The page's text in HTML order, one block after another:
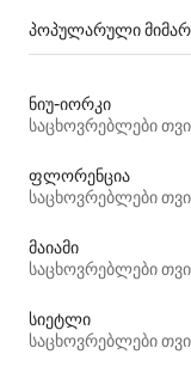
პოპულარული
ნიუ-იორკი
საცხოვრებლები
ფლორენცია
საცხოვრებლები
მაიამი
საცხოვრებლები
სიეტლი
საცხოვრებლები